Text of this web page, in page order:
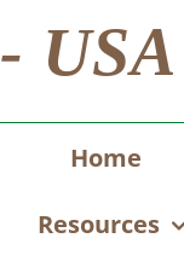
- USA
Home
Resources